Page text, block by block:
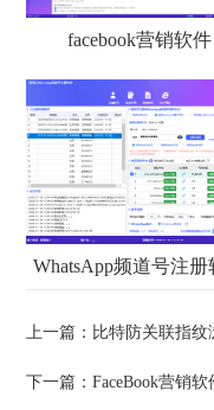
facebook营销软件
WhatsApp频道号注册
上一篇： 比特防关联指纹
下一篇：FaceBook营销